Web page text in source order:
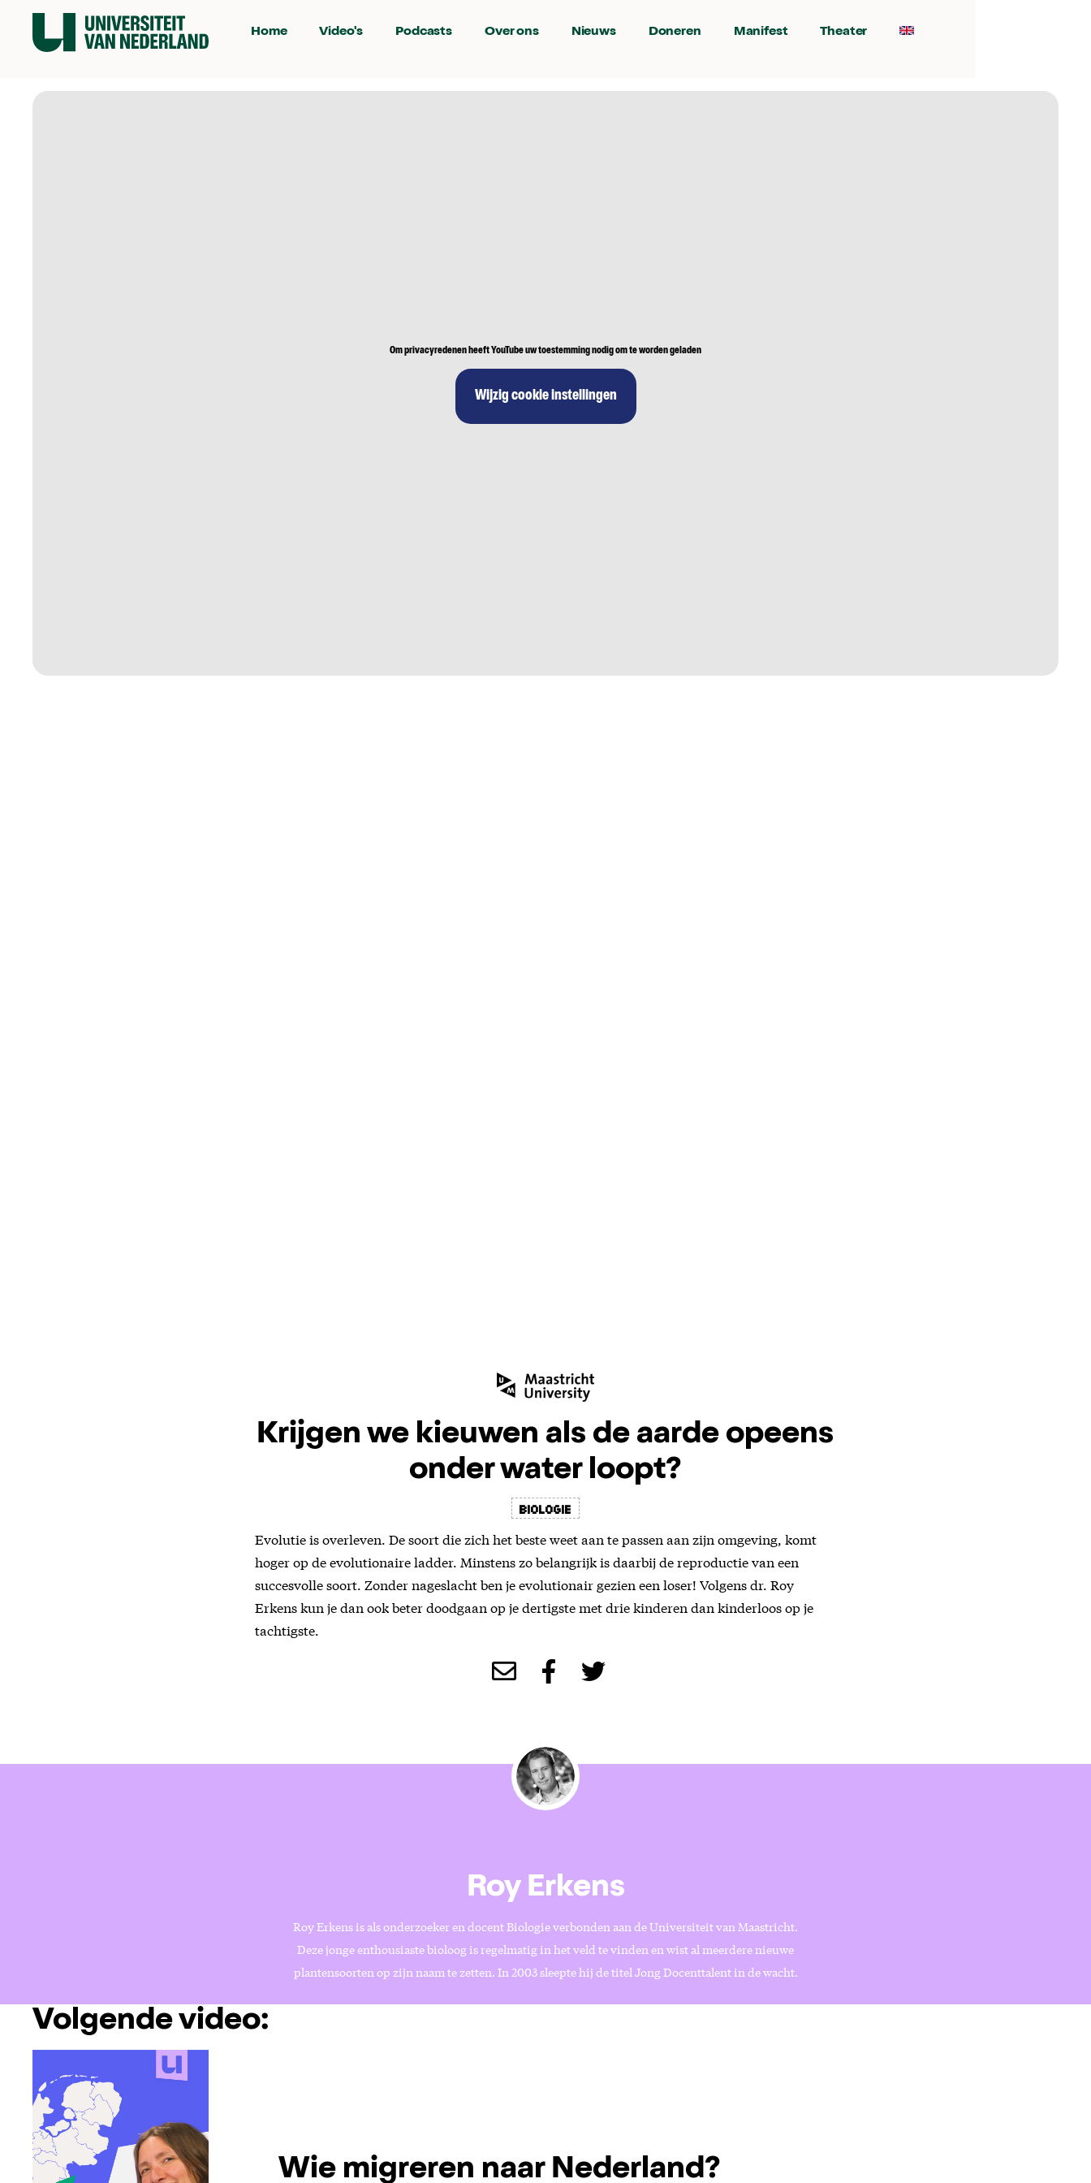
Home Video's Podcasts Over ons Nieuws Doneren Manifest Theater
Om privacyredenen heeft YouTube uw toestemming nodig om te worden geladen
Wijzig cookie instellingen
Krijgen we kieuwen als de aarde opeens
onder water loopt?
Biologie
Evolutie is overleven. De soort die zich het beste weet aan te passen aan zijn omgeving, komt
hoger op de evolutionaire ladder. Minstens zo belangrijk is daarbij de reproductie van een
succesvolle soort. Zonder nageslacht ben je evolutionair gezien een loser! Volgens dr. Roy
Erkens kun je dan ook beter doodgaan op je dertigste met drie kinderen dan kinderloos op je
tachtigste.
Roy Erkens
Roy Erkens is als onderzoeker en docent Biologie verbonden aan de Universiteit van Maastricht.
Deze jonge enthousiaste bioloog is regelmatig in het veld te vinden en wist al meerdere nieuwe
plantensoorten op zijn naam te zetten. In 2003 sleepte hij de titel Jong Docenttalent in de wacht.
Volgende video:
Wie migreren naar Nederland?